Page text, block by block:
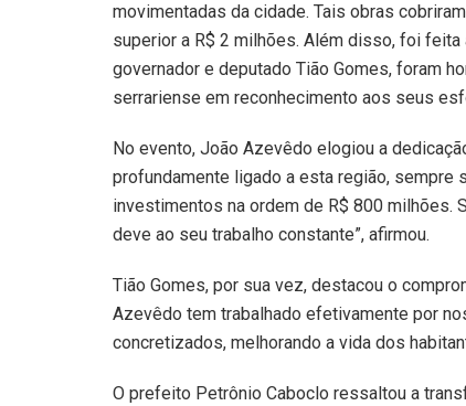
movimentadas da cidade. Tais obras
superior a R$ 2 milhões. Além disso, foi feita
governador e deputado Tião Gomes, foram
serrariense em reconhecimento aos seus
No evento, João Azevêdo elogiou a
profundamente ligado a esta região, sempre
investimentos na ordem de R$ 800
deve ao seu trabalho constante”, afirmou.
Tião Gomes, por sua vez, destacou o
Azevêdo tem trabalhado efetivamente por
concretizados, melhorando a vida dos
O prefeito Petrônio Caboclo ressaltou a